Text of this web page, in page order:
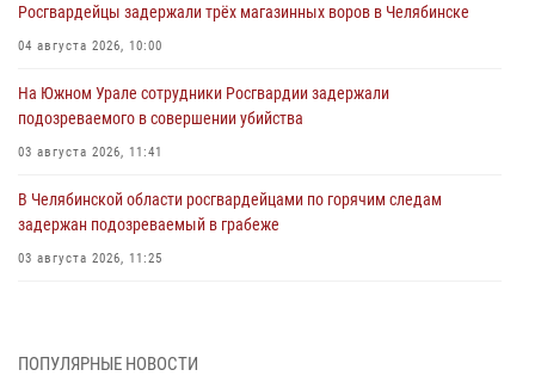
Росгвардейцы задержали трёх магазинных воров в Челябинске
04 августа 2026, 10:00
На Южном Урале сотрудники Росгвардии задержали
подозреваемого в совершении убийства
03 августа 2026, 11:41
В Челябинской области росгвардейцами по горячим следам
задержан подозреваемый в грабеже
03 августа 2026, 11:25
03 августа 2026, 09:22 1
ПОПУЛЯРНЫЕ НОВОСТИ